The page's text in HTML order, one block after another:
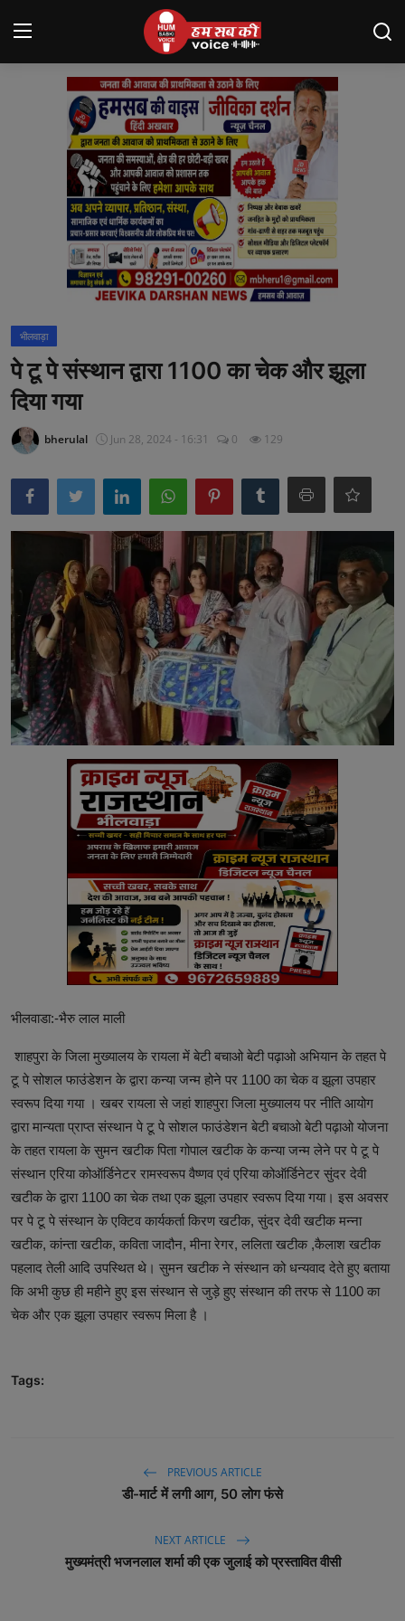
Login Register
About us
शाहपुरा
मनोरंजन
अनूपगढ़
राजस्थान
भीलवाड़ा
पे टू पे संस्थान द्वारा 1100 का चेक और झूला
दिया गया
bherulal Jun 28, 2024 - 16:31 0 129
भीलवाडा:-भैरु लाल माली
शाहपुरा के जिला मुख्यालय के रायला में बेटी बचाओ बेटी पढ़ाओ अभियान के तहत पे
टू पे सोशल फाउंडेशन के द्वारा कन्या जन्म होने पर 1100 का चेक व झूला उपहार
स्वरूप दिया गया । खबर रायला से जहां शाहपुरा जिला मुख्यालय पर नीति आयोग
द्वारा मान्यता प्राप्त संस्थान पे टू पे सोशल फाउंडेशन बेटी बचाओ बेटी पढ़ाओ योजना
के तहत रायला के सुमन खटीक पिता गोपाल खटीक के कन्या जन्म लेने पर पे टू पे
संस्थान एरिया कोऑर्डिनेटर रामस्वरूप वैष्णव एवं एरिया कोऑर्डिनेटर सुंदर देवी
खटीक के द्वारा 1100 का चेक तथा एक झूला उपहार स्वरूप दिया गया। इस अवसर
पर पे टू पे संस्थान के एक्टिव कार्यकर्ता किरण खटीक, सुंदर देवी खटीक मन्ना
खटीक, कांन्ता खटीक, कविता जादौन, मीना रेगर, ललिता खटीक ,कैलाश खटीक
पहलाद तेली आदि उपस्थित थे। सुमन खटीक ने संस्थान को धन्यवाद देते हुए बताया
कि अभी कुछ ही महीने हुए इस संस्थान से जुड़े हुए संस्थान की तरफ से 1100 का
चेक और एक झूला उपहार स्वरूप मिला है ।
Tags:
PREVIOUS ARTICLE
डी-मार्ट में लगी आग, 50 लोग फंसे
NEXT ARTICLE
मुख्यमंत्री भजनलाल शर्मा की एक जुलाई को प्रस्तावित वीसी